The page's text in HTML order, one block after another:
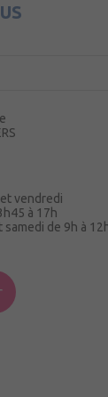
vendredi
à 17h
de 9h à